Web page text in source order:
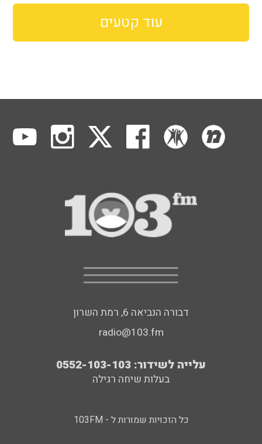
עוד קטעים
דבורה הנביאה 6, רמת השרון
radio@103.fm
עלייה לשידור: 0552-103-103
בעלות שיחה רגילה
כל הזכויות שמורות ל - 103FM